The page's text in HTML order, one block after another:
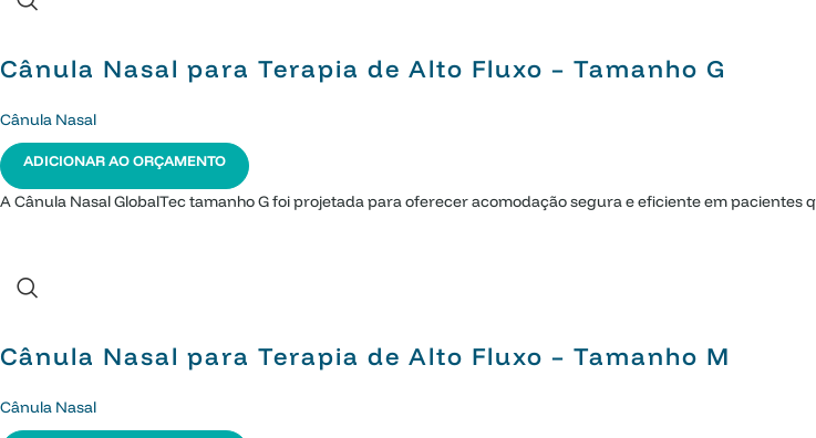
Cânula Nasal para Terapia de Alto Fluxo – Tamanho G
Cânula Nasal
ADICIONAR AO ORÇAMENTO
A Cânula Nasal GlobalTec tamanho G foi projetada para oferecer acomodação segura e eficiente em
Cânula Nasal para Terapia de Alto Fluxo – Tamanho M
Cânula Nasal